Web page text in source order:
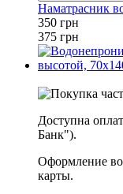
Наматрасник
350 грн
375 грн
Доступна
Банк").
Оформление
карты.